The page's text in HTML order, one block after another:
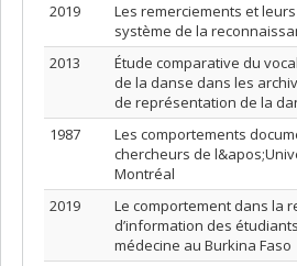
2019
Les remerciements et
système de la
2013
Étude comparative du
de la danse dans les
de représentation de la
1987
Les comportements
chercheurs de
Montréal
2019
Le comportement dans la
d’information des
médecine au Burkina Faso